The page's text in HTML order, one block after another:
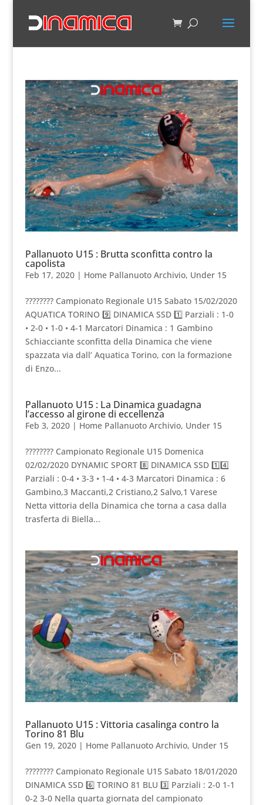
Pallanuoto U15 : Brutta sconfitta contro la
capolista
Feb 17, 2020| Home Pallanuoto Archivio, Under 15
???????? Campionato Regionale U15 Sabato 15/02/2020
AQUATICA TORINO 9️⃣ DINAMICA SSD 1️⃣ Parziali : 1-0
• 2-0 • 1-0 • 4-1 Marcatori Dinamica : 1 Gambino
Schiacciante sconfitta della Dinamica che viene
spazzata via dall’ Aquatica Torino, con la formazione
di Enzo...
Pallanuoto U15 : La Dinamica guadagna
l’accesso al girone di eccellenza
Feb 3, 2020| Home Pallanuoto Archivio, Under 15
???????? Campionato Regionale U15 Domenica
02/02/2020 DYNAMIC SPORT 8️⃣ DINAMICA SSD 1️⃣4️⃣
Parziali : 0-4 • 3-3 • 1-4 • 4-3 Marcatori Dinamica : 6
Gambino,3 Maccanti,2 Cristiano,2 Salvo,1 Varese
Netta vittoria della Dinamica che torna a casa dalla
trasferta di Biella...
Pallanuoto U15 : Vittoria casalinga contro la
Torino 81 Blu
Gen 19, 2020| Home Pallanuoto Archivio, Under 15
???????? Campionato Regionale U15 Sabato 18/01/2020
DINAMICA SSD 6️⃣ TORINO 81 BLU 3️⃣ Parziali : 2-0 1-1
0-2 3-0 Nella quarta giornata del campionato